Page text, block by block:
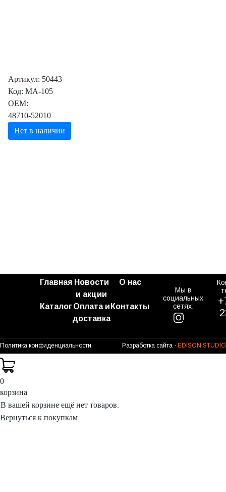
Артикул: 50443
Код: MA-105
OEM:
48710-52010
Нет в наличии
Главная
Каталог
Новости
и акции
Оплата и
доставка
О нас
Контакты
Мы в
социальных
сетях:
Политика конфиденциальности Разработка сайта - EDISON STUDIO
0
корзина
В вашей корзине ещё нет товаров.
Вернуться к покупкам